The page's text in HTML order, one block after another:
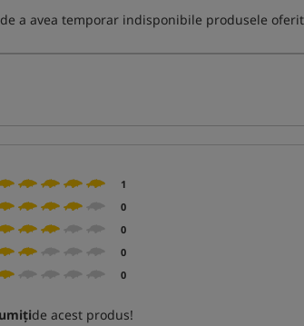
a avea temporar indisponibile produsele
1
0
0
0
0
de acest produs!